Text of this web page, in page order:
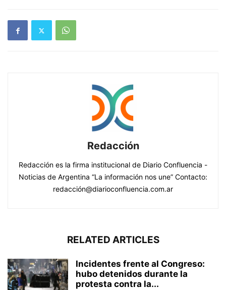
Redacción
Redacción es la firma institucional de Diario Confluencia -
Noticias de Argentina “La información nos une” Contacto:
redacción@diarioconfluencia.com.ar
RELATED ARTICLES
Incidentes frente al Congreso:
hubo detenidos durante la
protesta contra la...